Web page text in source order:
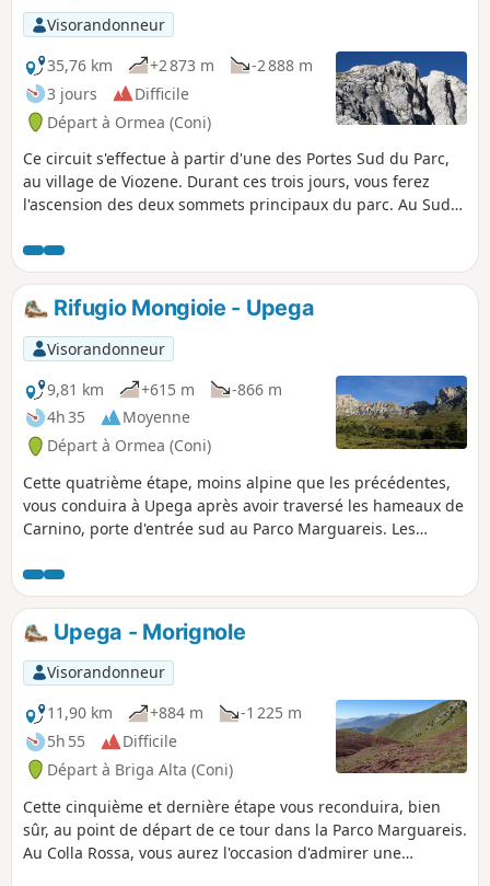
Visorandonneur
35,76 km
+2 873 m
-2 888 m
3 jours
Difficile
Départ à Ormea (Coni)
Ce circuit s'effectue à partir d'une des Portes Sud du Parc,
au village de Viozene. Durant ces trois jours, vous ferez
l'ascension des deux sommets principaux du parc. Au Sud-
Marguareis (2651m). Vous découvrirez la beauté des
paysages de ce magnifique massif karstique. Ce parc est
aussi un haut lieu mondialement connu par les
spéléologues.
Rifugio Mongioie - Upega
Visorandonneur
9,81 km
+615 m
-866 m
4h 35
Moyenne
Départ à Ormea (Coni)
Cette quatrième étape, moins alpine que les précédentes,
vous conduira à Upega après avoir traversé les hameaux de
Carnino, porte d'entrée sud au Parco Marguareis. Les
revoir le Passo delle Saline, le Pian Comune et la Cima delle
Saline. Au cours de cette journée, vous franchirez un pont
tibétain, un passage qui reste toujours impressionnant.
Upega - Morignole
Visorandonneur
11,90 km
+884 m
-1 225 m
5h 55
Difficile
Départ à Briga Alta (Coni)
Cette cinquième et dernière étape vous reconduira, bien
sûr, au point de départ de ce tour dans la Parco Marguareis.
Au Colla Rossa, vous aurez l'occasion d'admirer une